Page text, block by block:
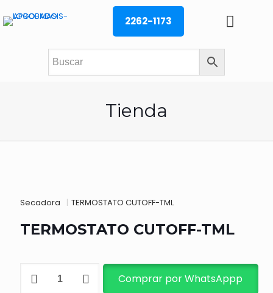
2262-1173
Tienda
Secadora | TERMOSTATO CUTOFF-TML
TERMOSTATO CUTOFF-TML
CUTOFF-
Comprar por WhatsAppp